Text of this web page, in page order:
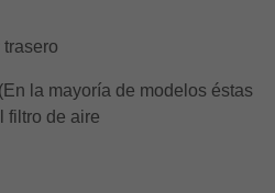
la mayoría de modelos éstas
filtro de aire